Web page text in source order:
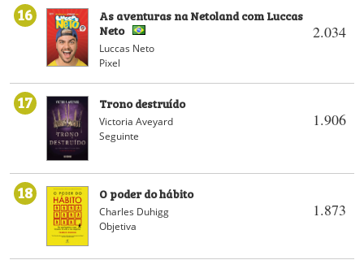
16
2.034
As aventuras na Netoland com Luccas
Neto
Luccas Neto
Pixel
17
1.906
Trono destruído
Victoria Aveyard
Seguinte
18
1.873
O poder do hábito
Charles Duhigg
Objetiva